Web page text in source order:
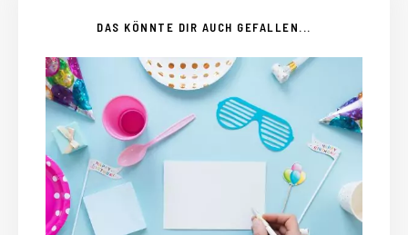
DAS KÖNNTE DIR AUCH GEFALLEN...